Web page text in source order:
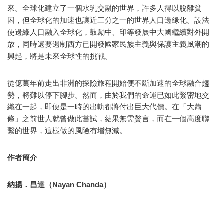
來。全球化建立了一個水乳交融的世界，許多人得以脫離貧
困，但全球化的加速也讓近三分之一的世界人口邊緣化。設法
使邊緣人口融入全球化，鼓勵中、印等發展中大國繼續對外開
放，同時還要遏制西方已開發國家民族主義與保護主義風潮的
興起，將是未來全球性的挑戰。
從億萬年前走出非洲的探險旅程開始便不斷加速的全球融合趨
勢，將難以停下腳步。然而，由於我們的命運已如此緊密地交
織在一起，即便是一時的出軌都將付出巨大代價。在「大蕭
條」之前世人就曾做此嘗試，結果無需贅言，而在一個高度聯
繫的世界，這樣做的風險有增無減。
作者簡介
納揚．昌達（Nayan Chanda）